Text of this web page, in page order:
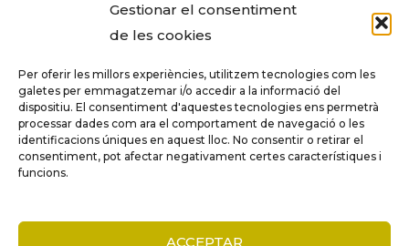
Gestionar el consentiment
de les cookies
Per oferir les millors experiències, utilitzem tecnologies com les
galetes per emmagatzemar i/o accedir a la informació del
dispositiu. El consentiment d'aquestes tecnologies ens permetrà
processar dades com ara el comportament de navegació o les
identificacions úniques en aquest lloc. No consentir o retirar el
consentiment, pot afectar negativament certes característiques i
funcions.
ACCEPTAR
insuficientment coneguts.
Tots els drets reservats a ©Columna
Música.
COMPARE (0)